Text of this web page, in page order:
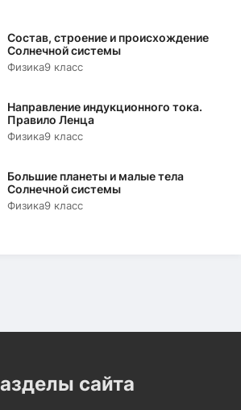
Состав, строение и происхождение
Солнечной системы
Физика9 класс
Направление индукционного тока.
Правило Ленца
Физика9 класс
Большие планеты и малые тела
Солнечной системы
Физика9 класс
сайта